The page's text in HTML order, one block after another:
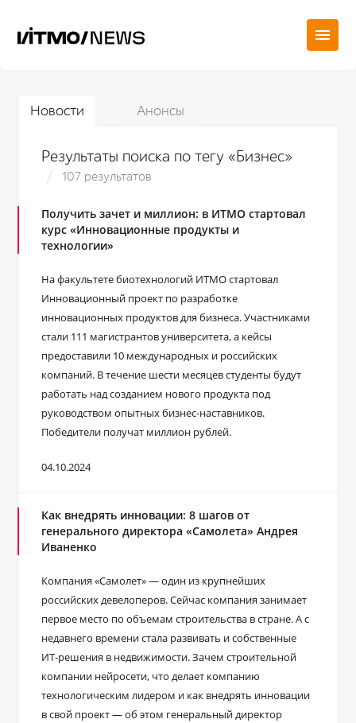
Новости Анонсы
Результаты поиска по тегу «Бизнес»
107 результатов
Получить зачет и миллион: в ИТМО стартовал
курс «Инновационные продукты и
технологии»
На факультете биотехнологий ИТМО стартовал
Инновационный проект по разработке
инновационных продуктов для бизнеса. Участниками
стали 111 магистрантов университета, а кейсы
предоставили 10 международных и российских
компаний. В течение шести месяцев студенты будут
работать над созданием нового продукта под
руководством опытных бизнес-наставников.
Победители получат миллион рублей.
04.10.2024
Как внедрять инновации: 8 шагов от
генерального директора «Самолета» Андрея
Иваненко
Компания «Самолет» — один из крупнейших
российских девелоперов. Сейчас компания занимает
первое место по объемам строительства в стране. А с
недавнего времени стала развивать и собственные
ИТ-решения в недвижимости. Зачем строительной
компании нейросети, что делает компанию
технологическим лидером и как внедрять инновации
в свой проект ― об этом генеральный директор